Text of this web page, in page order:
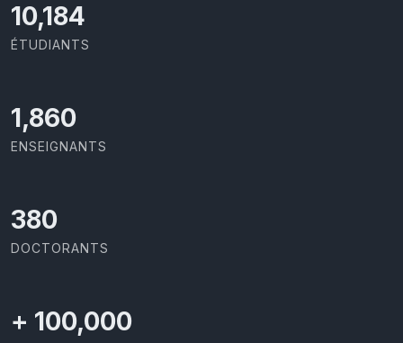
10,801
ÉTUDIANTS
1,973
ENSEIGNANTS
403
DOCTORANTS
+ 100,000